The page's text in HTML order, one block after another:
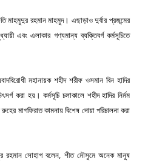
মাহমুদুর রহমান মাহমুদ। এছাড়াও দুর্বার প্রজন্মের
এবং এলাকার গণ্যমান্য ব্যক্তিবর্গ কর্মসূচিতে
মহানায়ক শহীদ শরীফ ওসমান বিন হাদির
করা হয়। কর্মসূচি চলাকালে শহীদ হাদির নির্মম
রুহের মাগফিরাত কামনায় বিশেষ দোয়া পরিচালনা করা
রহমান সোহাগ বলেন, শীত মৌসুমে অনেক মানুষ